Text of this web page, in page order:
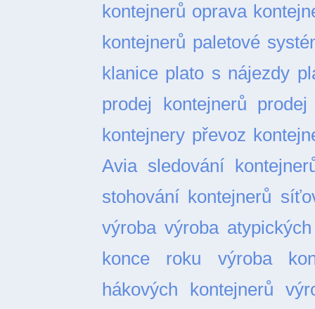
kontejnerů oprava
kontejnerů paletové
klanice plato s nájezdy
prodej kontejnerů
kontejnery převoz
Avia sledování
stohování kontejnerů
výroba výroba
konce roku
výroba
hákových kontejnerů